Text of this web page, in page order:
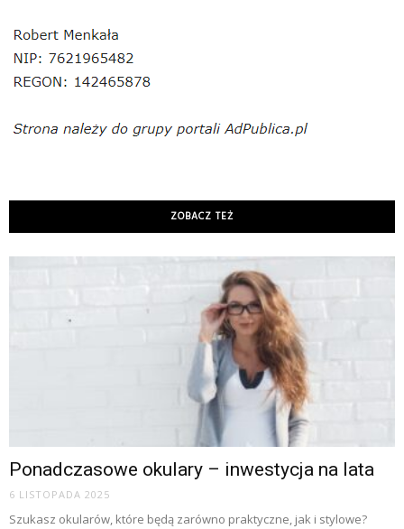
ZOBACZ TEŻ
Ponadczasowe okulary – inwestycja na lata
6 LISTOPADA 2025
Szukasz okularów, które będą zarówno praktyczne, jak i stylowe?